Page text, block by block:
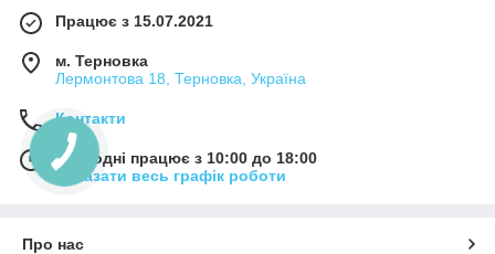
Працює з 15.07.2021
м. Терновка
Лермонтова 18, Терновка, Україна
Контакти
Сьогодні працює з 10:00 до 18:00
Показати весь графік роботи
Про нас